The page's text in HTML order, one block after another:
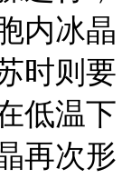
内冰晶
时则要
低温下
再次形